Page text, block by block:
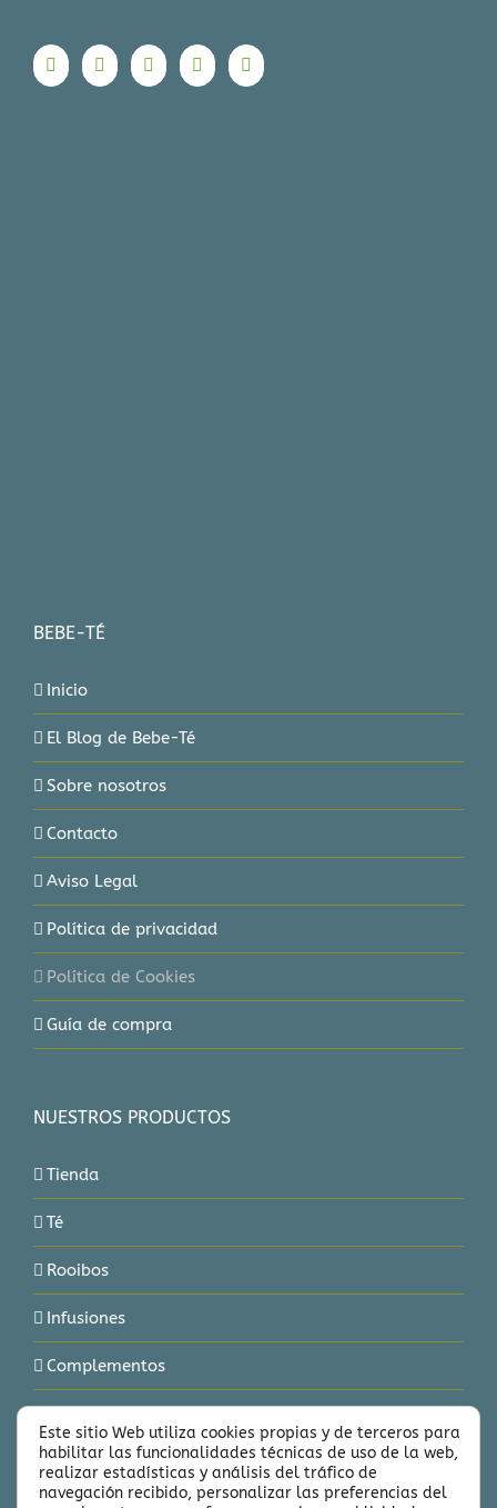
BEBE-TÉ
Inicio
El Blog de Bebe-Té
Sobre nosotros
Contacto
Aviso Legal
Política de privacidad
Política de Cookies
Guía de compra
NUESTROS PRODUCTOS
Tienda
Té
Rooibos
Infusiones
Complementos
Delicias
Marcas
Este sitio Web utiliza cookies propias y de terceros para
habilitar las funcionalidades técnicas de uso de la web,
realizar estadísticas y análisis del tráfico de
navegación recibido, personalizar las preferencias del